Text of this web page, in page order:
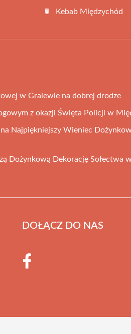
Kebab Międzychód
w Gralewie na dobrej drodze
z okazji Święta Policji w
na Najpiękniejszy Wieniec
Dożynkową Dekorację Sołectwa
DOŁĄCZ DO NAS